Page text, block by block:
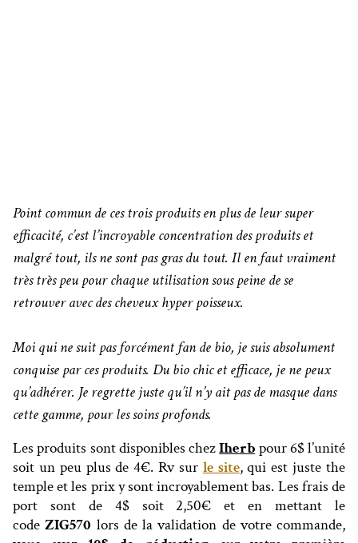
Point commun de ces trois produits en plus de leur super
efficacité, c’est l’incroyable concentration des produits et
malgré tout, ils ne sont pas gras du tout. Il en faut vraiment
très très peu pour chaque utilisation sous peine de se
retrouver avec des cheveux hyper poisseux.
Moi qui ne suit pas forcément fan de bio, je suis absolument
conquise par ces produits. Du bio chic et efficace, je ne peux
qu’adhérer. Je regrette juste qu’il n’y ait pas de masque dans
cette gamme, pour les soins profonds.
Les produits sont disponibles chezIherbpour 6$ l’unité
soit un peu plus de 4€.Rv surle site, qui est juste the
temple et les prix y sont incroyablement bas. Les frais de
port sont de 4$ soit 2,50€ et en mettant le
code ZIG570 lors de la validation de votre commande,